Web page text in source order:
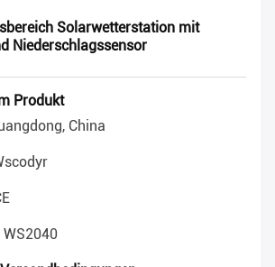
Solarwetterstation mit
Niederschlagssensor
Produkt
China
WS2040